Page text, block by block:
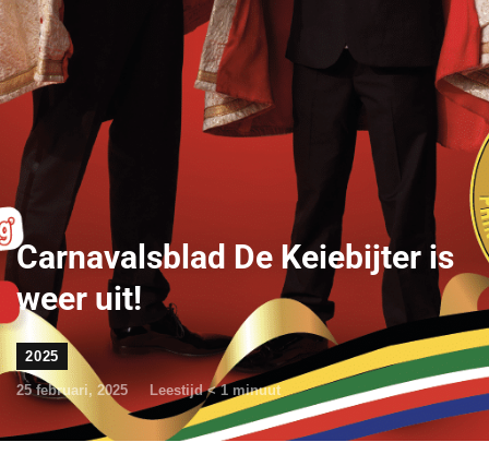
Carnavalsblad De Keiebijter is
weer uit!
2025
25 februari, 2025 Leestijd < 1 minuut